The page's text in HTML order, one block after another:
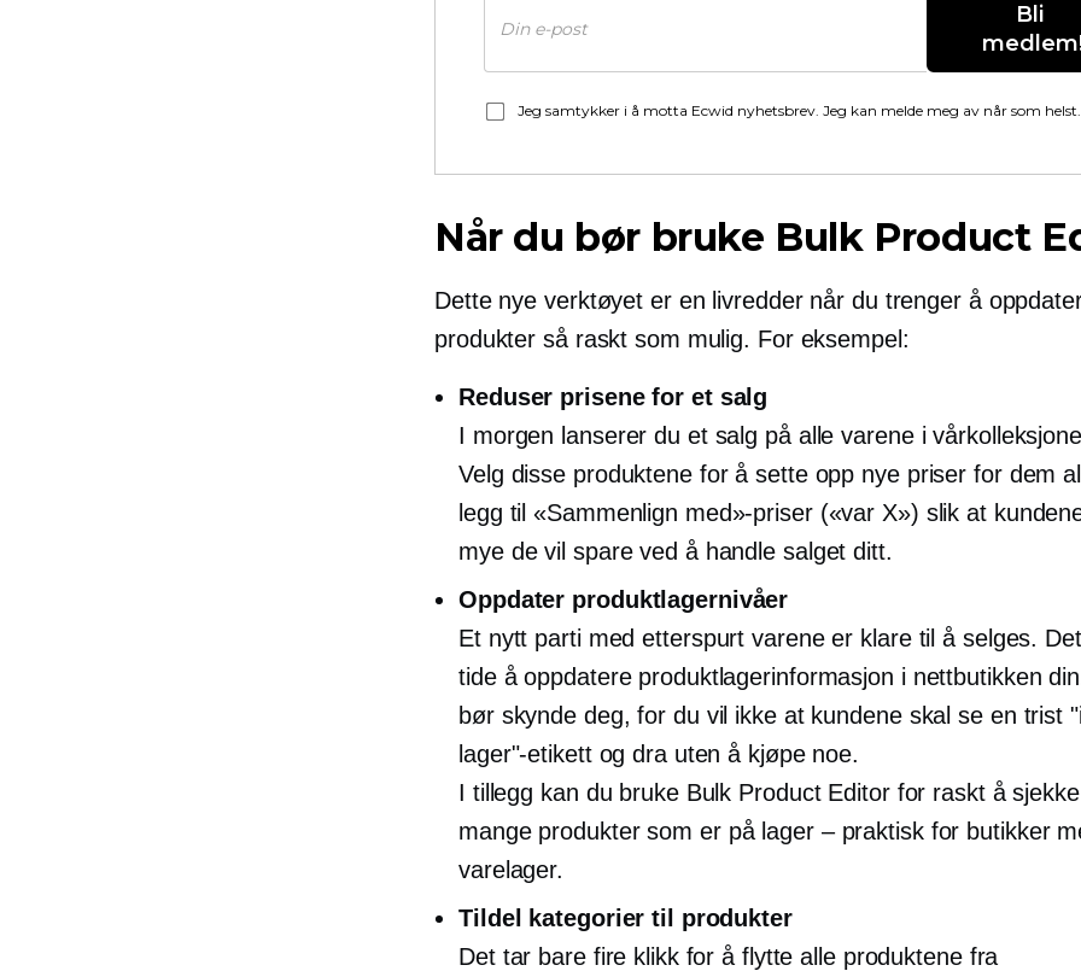
Bli
Jeg samtykker i å motta Ecwid nyhetsbrev. Jeg kan melde meg av når som helst.
Når du bør bruke Bulk Product
Dette nye verktøyet er en livredder når du trenger å
produkter så raskt som mulig. For eksempel:
Reduser prisene for et salg
I morgen lanserer du et salg på alle varene i
Velg disse produktene for å sette opp nye priser for dem
legg til «Sammenlign med»-priser («var X») slik at
mye de vil spare ved å handle salget ditt.
Oppdater produktlagernivåer
Et nytt parti medetterspurt varene er klare til å selges.
tide å oppdatere produktlagerinformasjon i nettbutikken
bør skynde deg, for du vil ikke at kundene skal se en trist
lager"-etikett og dra uten å kjøpe noe.
I tillegg kan du bruke Bulk Product Editor for raskt å
mange produkter som er på lager – praktisk for butikker
varelager.
Tildel kategorier til produkter
Det tar bare fire klikk for å flytte alle produktene fra